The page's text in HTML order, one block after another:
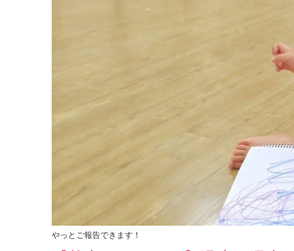
やっとご報告できます！